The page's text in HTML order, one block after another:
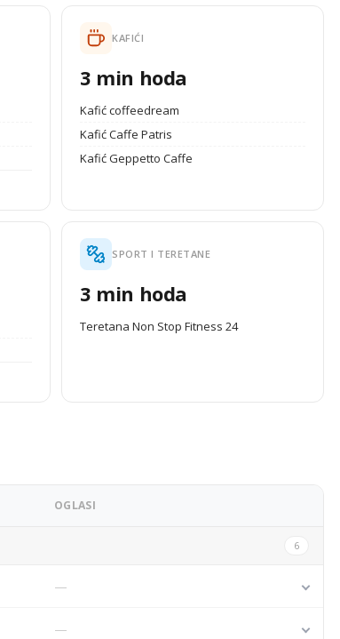
KAFIĆI
3 min hoda
Kafić coffeedream
Kafić Caffe Patris
Kafić Geppetto Caffe
SPORT I TERETANE
3 min hoda
Teretana Non Stop Fitness 24
OGLASI
6
—
—